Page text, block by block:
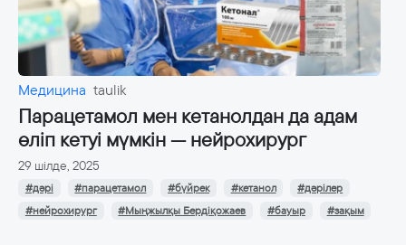
Медицина taulik
Парацетамол мен кетанолдан да адам
өліп кетуі мүмкін — нейрохирург
29 шілде, 2025
#дәрі #парацетамол #бүйрек #кетанол
#дәрілер
#нейрохирург
#Мыңжылқы Бердіқожаев #бауыр #зақым